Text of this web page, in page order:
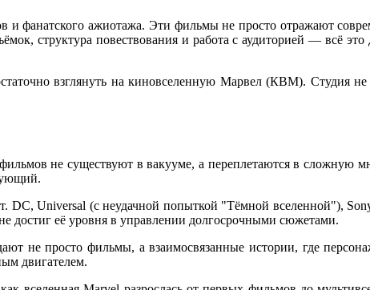
фанатского ажиотажа. Эти фильмы не просто отражают
структура повествования и работа с аудиторией — всё это
взглянуть на киновселенную Марвел (КВМ). Студия
не существуют в вакууме, а переплетаются в сложную
DC, Universal (с неудачной попыткой "Тёмной вселенной"),
достиг её уровня в управлении долгосрочными сюжетами.
не просто фильмы, а взаимосвязанные истории, где
двигателем.